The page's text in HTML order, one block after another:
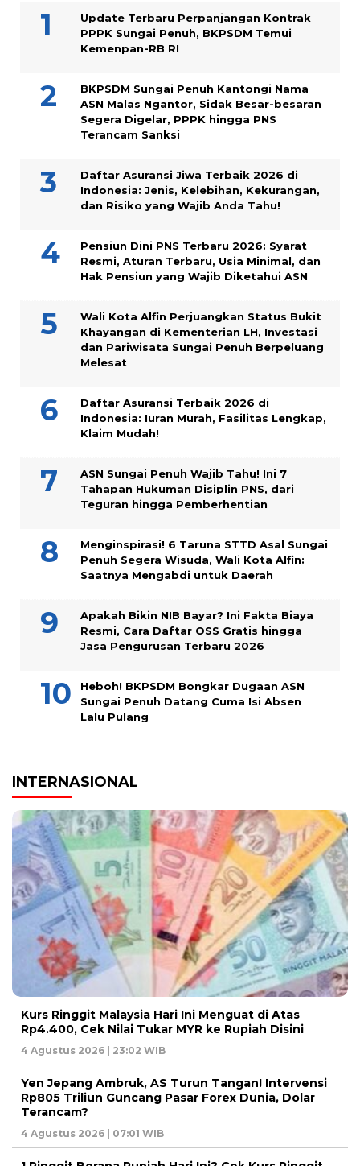
Update Terbaru Perpanjangan Kontrak
PPPK Sungai Penuh, BKPSDM Temui
Kemenpan-RB RI
BKPSDM Sungai Penuh Kantongi Nama
ASN Malas Ngantor, Sidak Besar-besaran
Segera Digelar, PPPK hingga PNS
Terancam Sanksi
Daftar Asuransi Jiwa Terbaik 2026 di
Indonesia: Jenis, Kelebihan, Kekurangan,
dan Risiko yang Wajib Anda Tahu!
Pensiun Dini PNS Terbaru 2026: Syarat
Resmi, Aturan Terbaru, Usia Minimal, dan
Hak Pensiun yang Wajib Diketahui ASN
Wali Kota Alfin Perjuangkan Status Bukit
Khayangan di Kementerian LH, Investasi
dan Pariwisata Sungai Penuh Berpeluang
Melesat
Daftar Asuransi Terbaik 2026 di
Indonesia: Iuran Murah, Fasilitas Lengkap,
Klaim Mudah!
ASN Sungai Penuh Wajib Tahu! Ini 7
Tahapan Hukuman Disiplin PNS, dari
Teguran hingga Pemberhentian
Menginspirasi! 6 Taruna STTD Asal Sungai
Penuh Segera Wisuda, Wali Kota Alfin:
Saatnya Mengabdi untuk Daerah
Apakah Bikin NIB Bayar? Ini Fakta Biaya
Resmi, Cara Daftar OSS Gratis hingga
Jasa Pengurusan Terbaru 2026
Heboh! BKPSDM Bongkar Dugaan ASN
Sungai Penuh Datang Cuma Isi Absen
Lalu Pulang
INTERNASIONAL
Kurs Ringgit Malaysia Hari Ini Menguat di Atas
Rp4.400, Cek Nilai Tukar MYR ke Rupiah Disini
4 Agustus 2026 | 23:02 WIB
Yen Jepang Ambruk, AS Turun Tangan! Intervensi
Rp805 Triliun Guncang Pasar Forex Dunia, Dolar
Terancam?
4 Agustus 2026 | 07:01 WIB